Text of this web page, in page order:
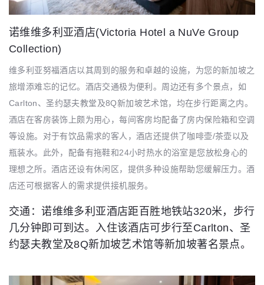
诺维维多利亚酒店(Victoria Hotel a NuVe Group
Collection)
维多利亚努福酒店以其周到的服务和卓越的设施，为您的新加坡之
旅增添难忘的记忆。酒店交通极为便利。周边还有多个景点，如
Carlton、圣约瑟夫教堂及8Q新加坡艺术馆，均在步行距离之内。
酒店在客房装饰上颇为用心，每间客房均配备了房内保险箱和空调
等设施。对于有饮品需求的客人，酒店还提供了咖啡壶/茶壶以及
瓶装水。此外，配备有拖鞋和24小时热水的浴室是您放松身心的
理想之所。酒店还设有休闲区，提供多种设施帮助您缓解压力。酒
店还可根据客人的需求提供接机服务。
交通：诺维维多利亚酒店距百胜地铁站320米，步行
几分钟即可到达。入住该酒店可步行至Carlton、圣
约瑟夫教堂及8Q新加坡艺术馆等新加坡著名景点。